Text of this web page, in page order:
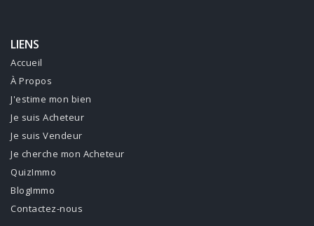
LIENS
Accueil
À Propos
J'estime mon bien
Je suis Acheteur
Je suis Vendeur
Je cherche mon Acheteur
QuizImmo
BlogImmo
Contactez-nous